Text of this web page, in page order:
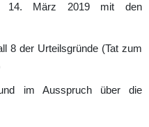
14. März 2019 mit den
8 der Urteilsgründe (Tat zum
im Ausspruch über die